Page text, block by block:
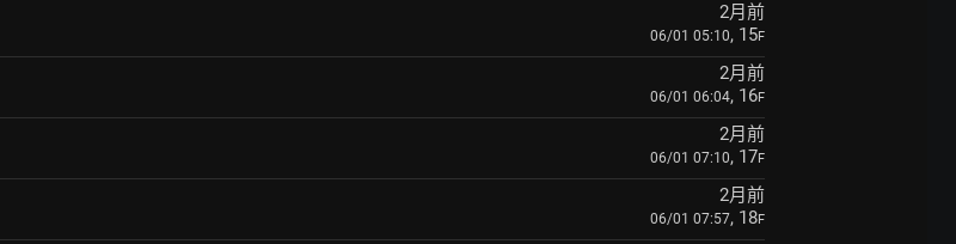
2月前
06/01 05:10, 15F
2月前
06/01 06:04, 16F
2月前
06/01 07:10, 17F
2月前
06/01 07:57, 18F